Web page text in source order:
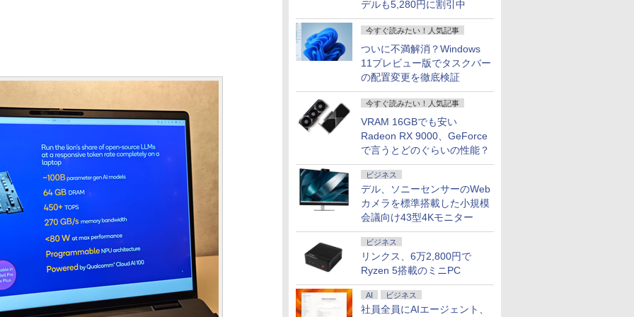
デルも5,280円に割引中
今すぐ読みたい！人気記事
ついに不満解消？Windows
11プレビュー版でタスクバー
の配置変更を徹底検証
今すぐ読みたい！人気記事
VRAM 16GBでも安い
Radeon RX 9000、GeForce
で言うとどのぐらいの性能？
ビジネス
デル、ソニーセンサーのWeb
カメラを標準搭載した小規模
会議向け43型4Kモニター
ビジネス
リンクス、6万2,800円で
Ryzen 5搭載のミニPC
AI ビジネス
社員全員にAIエージェント、